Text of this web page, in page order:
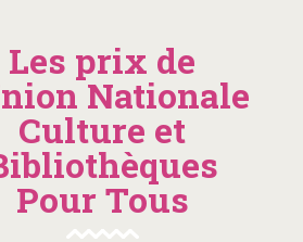
Les prix de
Nationale
Culture et
Pour Tous